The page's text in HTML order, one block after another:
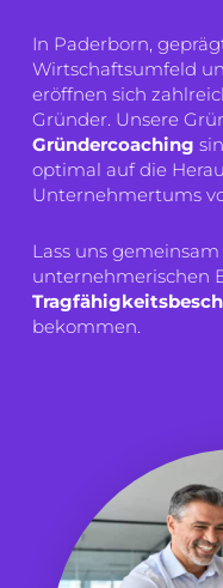
In Paderborn,
Wirtschaftsumfeld
eröffnen sich
Gründer. Unsere
Gründercoaching
optimal auf die
Unternehmertums
Lass uns
unternehmerischen
bekommen.